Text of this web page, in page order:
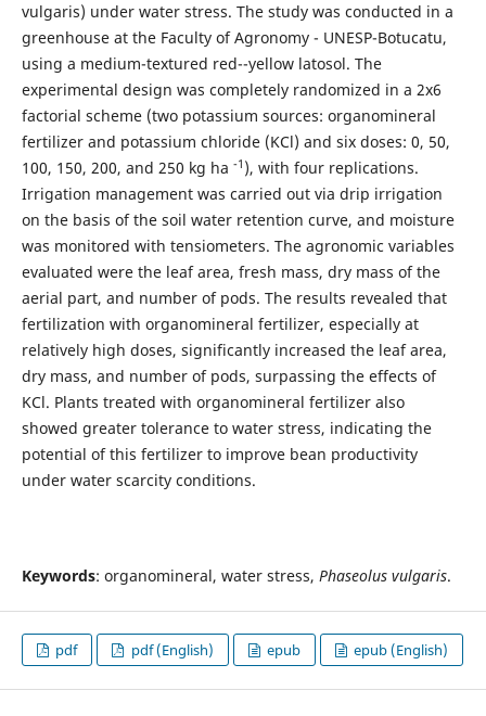
vulgaris) under water stress. The study was conducted in a
greenhouse at the Faculty of Agronomy - UNESP-Botucatu,
using a medium-textured red--yellow latosol. The
experimental design was completely randomized in a 2x6
factorial scheme (two potassium sources: organomineral
fertilizer and potassium chloride (KCl) and six doses: 0, 50,
100, 150, 200, and 250 kg ha -1 ), with four replications.
Irrigation management was carried out via drip irrigation
on the basis of the soil water retention curve, and moisture
was monitored with tensiometers. The agronomic variables
evaluated were the leaf area, fresh mass, dry mass of the
aerial part, and number of pods. The results revealed that
fertilization with organomineral fertilizer, especially at
relatively high doses, significantly increased the leaf area,
dry mass, and number of pods, surpassing the effects of
KCl. Plants treated with organomineral fertilizer also
showed greater tolerance to water stress, indicating the
potential of this fertilizer to improve bean productivity
under water scarcity conditions.
Keywords: organomineral, water stress, Phaseolus vulgaris.
pdf pdf (English) epub epub (English)